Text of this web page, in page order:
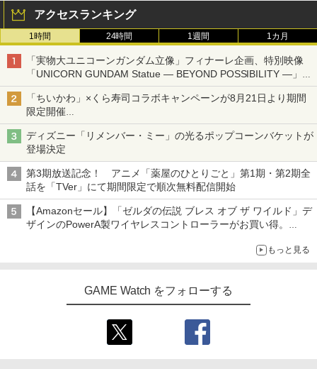
アクセスランキング
1時間 24時間 1週間 1カ月
「実物大ユニコーンガンダム立像」フィナーレ企画、特別映像
「UNICORN GUNDAM Statue ― BEYOND POSSIBILITY ―」が
8月22日から10日間限定で上映
「ちいかわ」×くら寿司コラボキャンペーンが8月21日より期間
限定開催
オリジナルの湯呑みや寿司皿が景品に登場！
ディズニー「リメンバー・ミー」の光るポップコーンバケットが
登場決定
第3期放送記念！ アニメ「薬屋のひとりごと」第1期・第2期全
話を「TVer」にて期間限定で順次無料配信開始
【Amazonセール】「ゼルダの伝説 ブレス オブ ザ ワイルド」デ
ザインのPowerA製ワイヤレスコントローラーがお買い得。
もっと見る
GAME Watch をフォローする